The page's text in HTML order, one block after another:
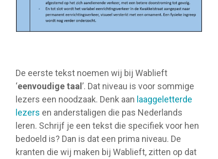
De eerste tekst noemen wij bij Wablieft
‘eenvoudige taal’. Dat niveau is voor sommige
lezers een noodzaak. Denk aan laaggeletterde
lezers en anderstaligen die pas Nederlands
leren. Schrijf je een tekst die specifiek voor hen
bedoeld is? Dan is dat een prima niveau. De
kranten die wij maken bij Wablieft, zitten op dat